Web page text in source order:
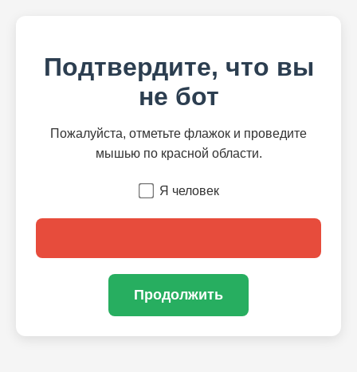
Подтвердите, что вы
не бот
Пожалуйста, отметьте флажок и проведите
мышью по красной области.
Я человек
Продолжить